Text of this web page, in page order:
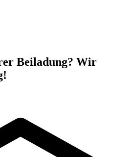
Beiladung? Wir